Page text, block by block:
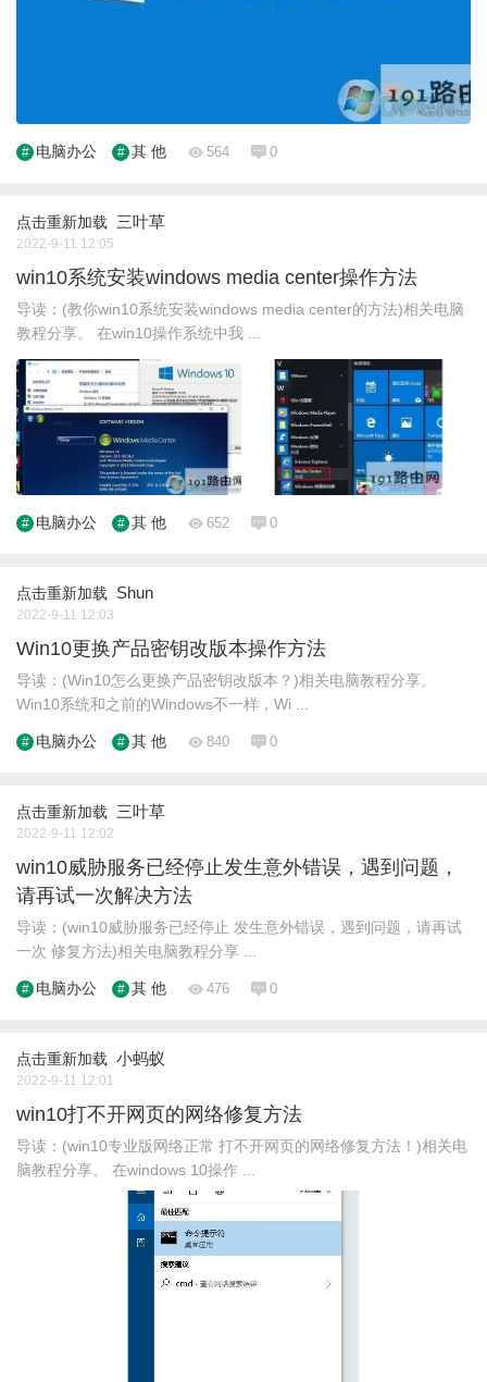
电脑办公 其 他 564 0
点击重新加载 三叶草
2022-9-11 12:05
win10系统安装windows media center操作方法
导读：(教你win10系统安装windows media center的方法)相关电脑
教程分享。 在win10操作系统中我 ...
电脑办公 其 他 652 0
点击重新加载 Shun
2022-9-11 12:03
Win10更换产品密钥改版本操作方法
导读：(Win10怎么更换产品密钥改版本？)相关电脑教程分享。
Win10系统和之前的Windows不一样，Wi ...
电脑办公 其 他 840 0
点击重新加载 三叶草
2022-9-11 12:02
win10威胁服务已经停止发生意外错误，遇到问题，
请再试一次解决方法
导读：(win10威胁服务已经停止 发生意外错误，遇到问题，请再试
一次 修复方法)相关电脑教程分享 ...
电脑办公 其 他 476 0
点击重新加载 小蚂蚁
2022-9-11 12:01
win10打不开网页的网络修复方法
导读：(win10专业版网络正常 打不开网页的网络修复方法！)相关电
脑教程分享。 在windows 10操作 ...